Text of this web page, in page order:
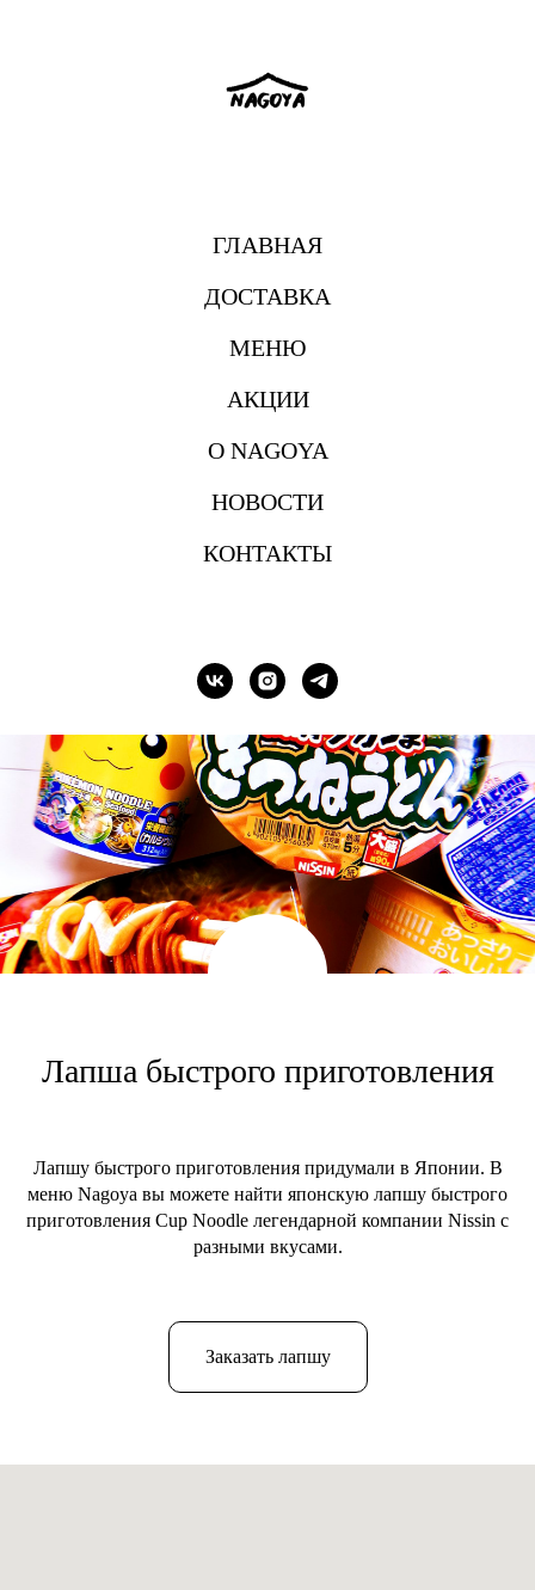
ГЛАВНАЯ
ДОСТАВКА
МЕНЮ
АКЦИИ
О NAGOYA
НОВОСТИ
КОНТАКТЫ
Лапша быстрого приготовления
Лапшу быстрого приготовления придумали в Японии. В
меню Nagoya вы можете найти японскую лапшу быстрого
приготовления Cup Noodle легендарной компании Nissin с
разными вкусами.
Заказать лапшу